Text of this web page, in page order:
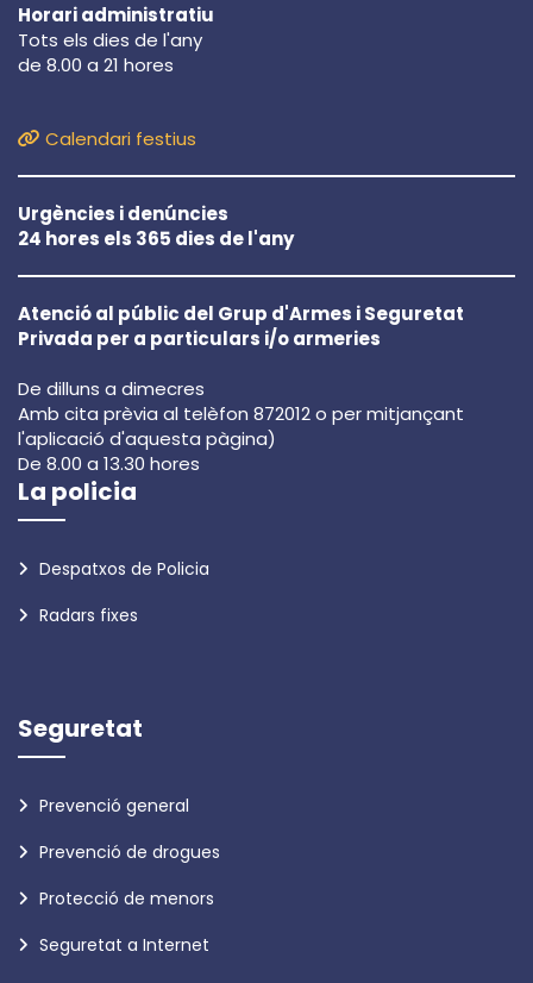
Horari administratiu
Tots els dies de l'any
de 8.00 a 21 hores
Calendari festius
Urgències i denúncies
24 hores els 365 dies de l'any
Atenció al públic del Grup d'Armes i Seguretat
Privada per a particulars i/o armeries
De dilluns a dimecres
Amb cita prèvia al telèfon 872012 o per mitjançant
l'aplicació d'aquesta pàgina)
De 8.00 a 13.30 hores
La policia
Despatxos de Policia
Radars fixes
Seguretat
Prevenció general
Prevenció de drogues
Protecció de menors
Seguretat a Internet